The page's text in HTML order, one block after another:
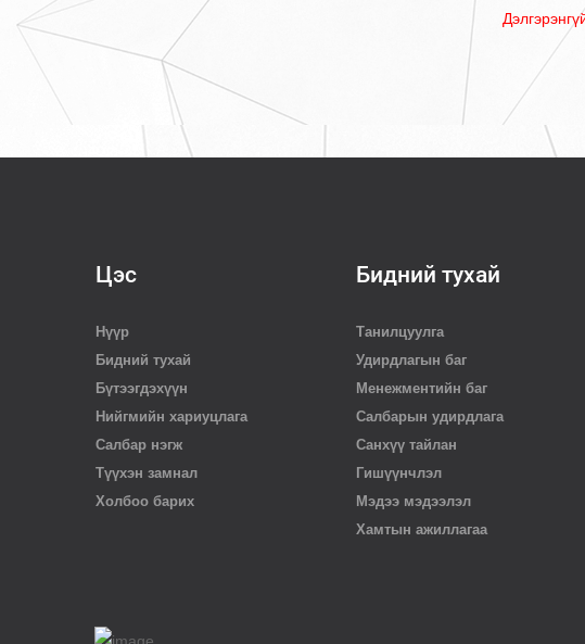
Цэс
Нүүр
Бидний тухай
Бүтээгдэхүүн
Нийгмийн хариуцлага
Салбар нэгж
Түүхэн замнал
Холбоо барих
Бидний тухай
Танилцуулга
Удирдлагын баг
Менежментийн баг
Салбарын удирдлага
Санхүү тайлан
Гишүүнчлэл
Мэдээ мэдээлэл
Хамтын ажиллагаа